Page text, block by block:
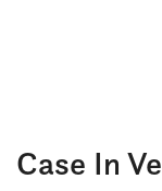
Case In